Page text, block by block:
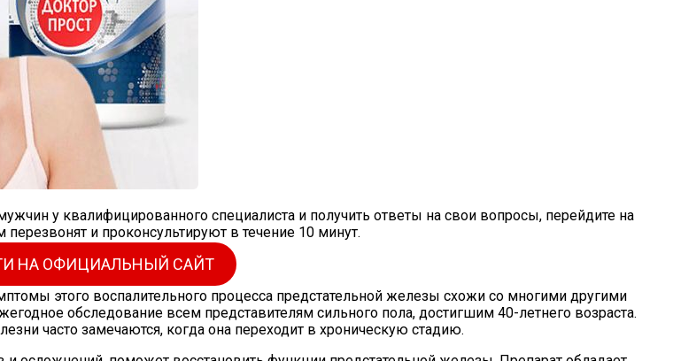
у квалифицированного специалиста и получить ответы на свои вопросы, перейдите на
и проконсультируют в течение 10 минут.
НА ОФИЦИАЛЬНЫЙ САЙТ
этого воспалительного процесса предстательной железы схожи со многими другими
обследование всем представителям сильного пола, достигшим 40-летнего возраста.
часто замечаются, когда она переходит в хроническую стадию.